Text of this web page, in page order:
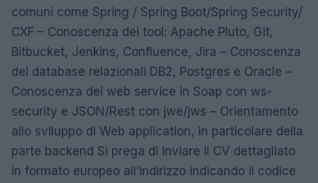
comuni come Spring / Spring Boot/Spring Security/
CXF – Conoscenza dei tool: Apache Pluto, Git,
Bitbucket, Jenkins, Confluence, Jira – Conoscenza
dei database relazionali DB2, Postgres e Oracle –
Conoscenza dei web service in Soap con ws-
security e JSON/Rest con jwe/jws – Orientamento
allo sviluppo di Web application, in particolare della
parte backend Si prega di inviare il CV dettagliato
in formato europeo all’indirizzo indicando il codice